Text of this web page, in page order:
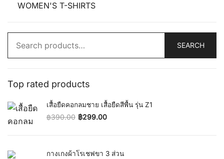
WOMEN'S T-SHIRTS
for:
SEARCH
Top rated products
เสื้อยืดคอกลมชาย เสื้อยืดสีพื้น รุ่น Z1
฿390.00 ฿299.00
กางเกงผ้าโรเชฟขา 3 ส่วน